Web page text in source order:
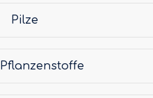
Pilze
Pflanzenstoffe